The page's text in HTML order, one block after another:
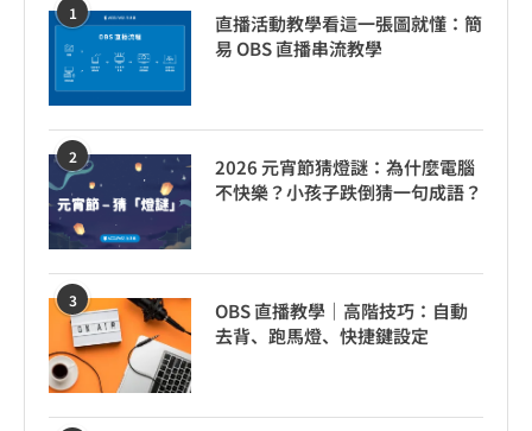
1
直播活動教學看這一張圖就懂：簡
易 OBS 直播串流教學
2
2026 元宵節猜燈謎：為什麼電腦
不快樂？小孩子跌倒猜一句成語？
3
OBS 直播教學｜高階技巧：自動
去背、跑馬燈、快捷鍵設定